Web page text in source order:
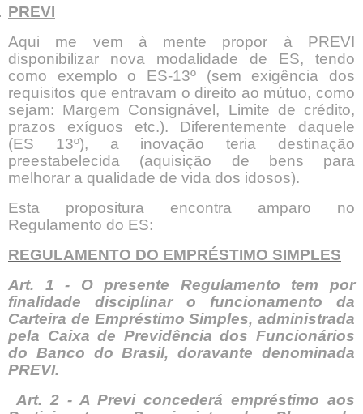
PREVI
Aqui me vem à mente propor à PREVI
disponibilizar nova modalidade de ES, tendo
como exemplo o ES-13º (sem exigência dos
requisitos que entravam o direito ao mútuo, como
sejam: Margem Consignável, Limite de crédito,
prazos exíguos etc.). Diferentemente daquele
(ES 13º), a inovação teria destinação
preestabelecida (aquisição de bens para
melhorar a qualidade de vida dos idosos).
Esta propositura encontra amparo no
Regulamento do ES:
REGULAMENTO DO EMPRÉSTIMO SIMPLES
Art. 1 - O presente Regulamento tem por
finalidade disciplinar o funcionamento da
Carteira de Empréstimo Simples, administrada
pela Caixa de Previdência dos Funcionários
do Banco do Brasil, doravante denominada
PREVI.
Art. 2 - A Previ concederá empréstimo aos